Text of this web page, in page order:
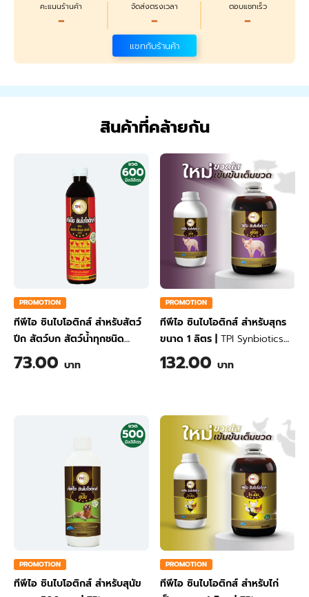
คะแนนร้านค้า
-
จัดส่งตรงเวลา
-
ตอบแชทเร็ว
-
แชทกับร้านค้า
สินค้าที่คล้ายกัน
PROMOTION
ทีพีไอ ซินไบโอติกส์ สำหรับสัตว์
ปีก สัตว์บก สัตว์น้ำทุกชนิด
ขนาด 600 มล.
Synbiotics for Poulrty Land
73.00 บาท
PROMOTION
ทีพีไอ ซินไบโอติกส์ สำหรับสุกร
ขนาด 1 ลิตร | TPI Synbiotics
for Swine 1 Liter
132.00 บาท
PROMOTION
ทีพีไอ ซินไบโอติกส์ สำหรับสุนัข
PROMOTION
ทีพีไอ ซินไบโอติกส์ สำหรับไก่